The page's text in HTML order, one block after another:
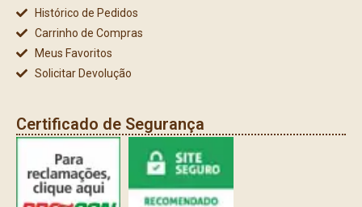
Histórico de Pedidos
Carrinho de Compras
Meus Favoritos
Solicitar Devolução
Certificado de Segurança